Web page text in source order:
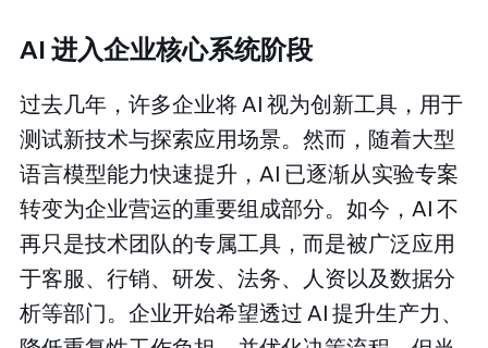
AI 进入企业核心系统阶段
过去几年，许多企业将 AI 视为创新工具，用于
测试新技术与探索应用场景。然而，随着大型
语言模型能力快速提升，AI 已逐渐从实验专案
转变为企业营运的重要组成部分。如今，AI 不
再只是技术团队的专属工具，而是被广泛应用
于客服、行销、研发、法务、人资以及数据分
析等部门。企业开始希望透过 AI 提升生产力、